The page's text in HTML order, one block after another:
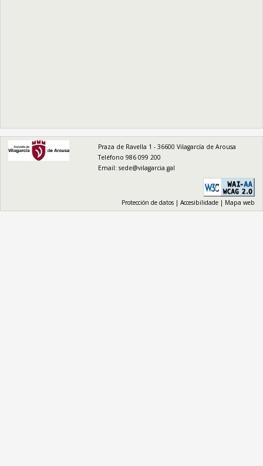
logo
Praza de Ravella 1 - 36600 Vilagarcía de Arousa
Teléfono 986 099 200
Email: sede@vilagarcia.gal
Protección de datos |Accesibilidade | Mapa web